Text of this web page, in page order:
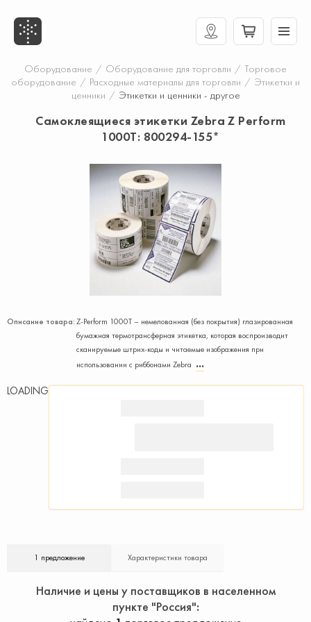
Оборудование / Оборудование для торговли / Торговое
оборудование / Расходные материалы для торговли / Этикетки и
ценники / Этикетки и ценники - другое
Самоклеящиеся этикетки Zebra Z Perform
1000T: 800294-155*
Описание товара:Z-Perform 1000T – немелованная (без покрытия) глазированная
бумажная термотрансферная этикетка, которая воспроизводит
сканируемые штрих-коды и читаемые изображения при
использовании с риббонами Zebra
LOADING
1 предложение Характеристики товара
Наличие и цены у поставщиков в населенном
пункте "Россия"